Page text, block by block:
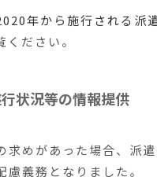
年から施行される派
ださい。
状況等の情報提供
求めがあった場合、派
義務となりました。